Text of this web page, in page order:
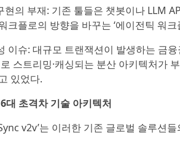
현의 부재: 기존 툴들은 챗봇이나 LLM
크플로의 방향을 바꾸는 ‘에이전틱 워
이슈: 대규모 트랜잭션이 발생하는 금
스트리밍·캐싱되는 분산 아키텍처가
있었다.
대 초격차 기술 아키텍처
v2v’는 이러한 기존 글로벌 솔루션